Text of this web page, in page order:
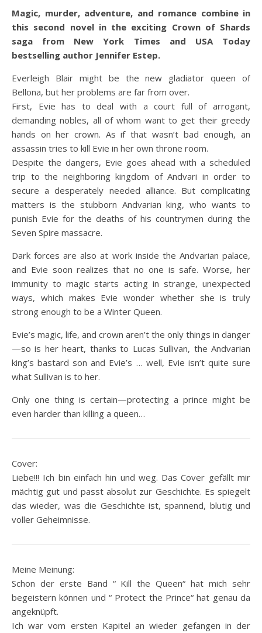
Magic, murder, adventure, and romance combine in
this second novel in the exciting Crown of Shards
saga from New York Times and USA Today
bestselling author Jennifer Estep.
Everleigh Blair might be the new gladiator queen of
Bellona, but her problems are far from over.
First, Evie has to deal with a court full of arrogant,
demanding nobles, all of whom want to get their greedy
hands on her crown. As if that wasn’t bad enough, an
assassin tries to kill Evie in her own throne room.
Despite the dangers, Evie goes ahead with a scheduled
trip to the neighboring kingdom of Andvari in order to
secure a desperately needed alliance. But complicating
matters is the stubborn Andvarian king, who wants to
punish Evie for the deaths of his countrymen during the
Seven Spire massacre.
Dark forces are also at work inside the Andvarian palace,
and Evie soon realizes that no one is safe. Worse, her
immunity to magic starts acting in strange, unexpected
ways, which makes Evie wonder whether she is truly
strong enough to be a Winter Queen.
Evie’s magic, life, and crown aren’t the only things in danger
—so is her heart, thanks to Lucas Sullivan, the Andvarian
king’s bastard son and Evie’s … well, Evie isn’t quite sure
what Sullivan is to her.
Only one thing is certain—protecting a prince might be
even harder than killing a queen…
Cover:
Liebe!!! Ich bin einfach hin und weg. Das Cover gefällt mir
mächtig gut und passt absolut zur Geschichte. Es spiegelt
das wieder, was die Geschichte ist, spannend, blutig und
voller Geheimnisse.
Meine Meinung:
Schon der erste Band “ Kill the Queen“ hat mich sehr
begeistern können und “ Protect the Prince“ hat genau da
angeknüpft.
Ich war vom ersten Kapitel an wieder gefangen in der